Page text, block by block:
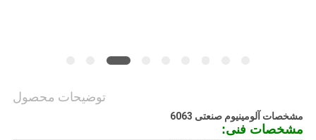
توضیحات محصول
مشخصات آلومینیوم صنعتی 6063
مشخصات فنی: